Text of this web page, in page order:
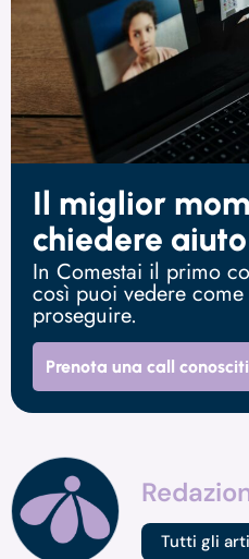
Il miglior
chiedere
In Comestai il primo
così puoi vedere
proseguire.
Prenota una call
Tutti gli